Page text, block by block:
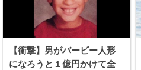
【衝撃】男がバービー人形
になろうと１億円かけて全